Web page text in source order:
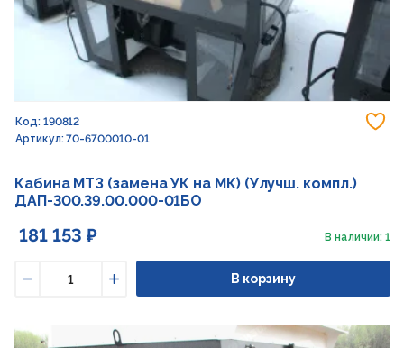
Код: 190812
Артикул: 70-6700010-01
Кабина МТЗ (замена УК на МК) (Улучш. компл.)
ДАП-300.39.00.000-01БО
181 153 ₽ В наличии: 1
Увеличить
В корзину